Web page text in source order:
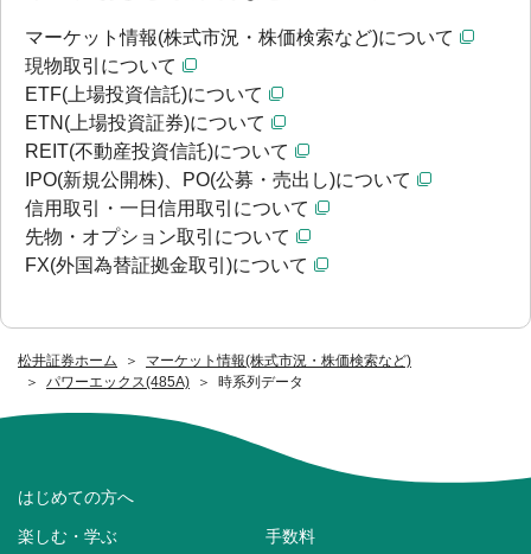
松井証券ホーム
マーケット情報(株式市況・株価検索など)
パワーエックス(485A)
時系列データ
マーケット情報(株式市況・株価検索など)について
現物取引について
ETF(上場投資信託)について
ETN(上場投資証券)について
REIT(不動産投資信託)について
IPO(新規公開株)、PO(公募・売出し)について
信用取引・一日信用取引について
先物・オプション取引について
FX(外国為替証拠金取引)について
はじめての方へ
楽しむ・学ぶ 手数料